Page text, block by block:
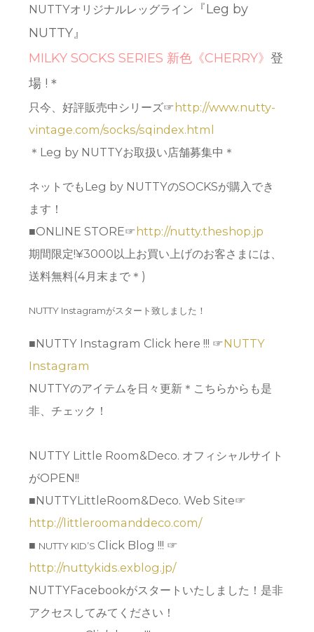
NUTTYオリジナルレッグライン 『Leg by
NUTTY』
MILKY SOCKS SERIES 新色《CHERRY》登
場 !＊
只今、好評販売中シリーズ☞http://www.nutty-
vintage.com/socks/sqindex.html
＊Leg by NUTTYお取扱い店舗募集中＊
ネットでもLeg by NUTTYのSOCKSが購入でき
ます！
■ONLINE STORE☞http://nutty.theshop.jp
期間限定!¥3000以上お買い上げのお客さまには、
送料無料(4月末まで＊)
NUTTY Instagramがスタート致しました！
■NUTTY Instagram Click here !!! ☞NUTTY
Instagram
NUTTYのアイテムを日々更新＊こちらからも是
非、チェック！
NUTTY Little Room&Deco. オフィシャルサイト
がOPEN!!
■NUTTYLittleRoom&Deco. Web Site☞
http://littleroomanddeco.com/
■ NUTTY KID’S Click Blog !!! ☞
http://nuttykids.exblog.jp/
NUTTYFacebookがスタートいたしました！是非
アクセスしてみてください！